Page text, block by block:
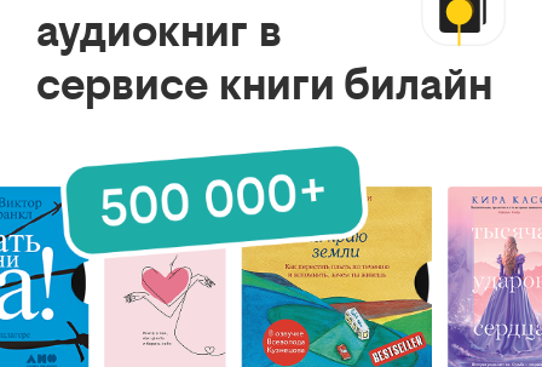
аудиокниг в
сервисе книги билайн